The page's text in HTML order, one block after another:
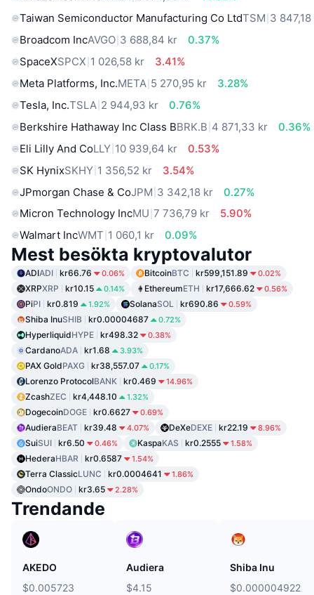
Taiwan Semiconductor Manufacturing Co LtdTSM 3
Broadcom IncAVGO 3 688,84 kr
0.37%
SpaceXSPCX 1 026,58 kr
3.41%
Meta Platforms, Inc.META 5 270,95 kr
3.28%
Tesla, Inc.TSLA 2 944,93 kr
0.76%
Berkshire Hathaway Inc Class BBRK.B 4 871,33 kr
0.36%
Eli Lilly And CoLLY 10 939,64 kr
0.53%
SK HynixSKHY 1 356,52 kr
3.54%
JPmorgan Chase & CoJPM 3 342,18 kr
0.27%
Micron Technology IncMU 7 736,79 kr
5.90%
Walmart IncWMT 1 060,1 kr 0.09%
Mest besökta kryptovalutor
ADIADI kr66.76 0.06% BitcoinBTC kr599,151.89 0.02%
XRPXRP kr10.15 0.14% EthereumETH kr17,666.62 0.56%
PiPI kr0.819 1.92% SolanaSOL kr690.86 0.59%
Shiba InuSHIB kr0.00004687 0.72%
HyperliquidHYPE kr498.32 0.38%
CardanoADA kr1.68 3.93%
PAX GoldPAXG kr38,557.07 0.17%
Lorenzo ProtocolBANK kr0.469 14.96%
ZcashZEC kr4,448.10 1.32%
DogecoinDOGE kr0.6627 0.69%
AudieraBEAT kr39.48 4.07% DeXeDEXE kr22.19 8.96%
SuiSUI kr6.50 0.46% KaspaKAS kr0.2555 1.58%
HederaHBAR kr0.6587 1.54%
Terra ClassicLUNC kr0.0004641 1.86%
OndoONDO kr3.65 2.28%
Trendande
AKEDO
$0.005723
Audiera
$4.15
Shiba Inu
$0.000004922